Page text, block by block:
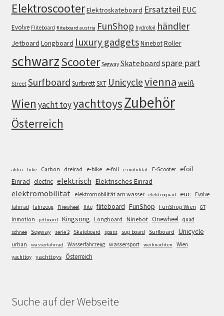
ElektroscooterElektroskateboard Ersatzteil EUC
Evolve Fliteboard fliteboard austria FunShop hydrofoil händler
Jetboard Longboard luxury gadgetsNinebotRoller
schwarzScooter Segway Skateboard spare part
Street Surfboard SurfbrettSXT Unicyclevienna weiß
Wien yacht toyyachttoysZubehör
Österreich
akku bike Carbon dreirad e-bike e-foil e-mobilität E-Scooter efoil
Einrad electric elektrisch Elektrisches Einrad
elektromobilität elektromobilität am wasser elektroquad euc
Evolve
fahrrad
fahrzeug Firewheel flite fliteboard FunShop FunShop Wien GT
Inmotion jetboard Kingsong Longboard Ninebot Onewheel quad
schnee Segway serie 2 Skateboard spass sup board Surfboard Unicycle
urban wasserfahrrad Wasserfahrzeug wassersport weihnachten
Wien
yachttoy yachttoys Österreich
Suche auf der Webseite